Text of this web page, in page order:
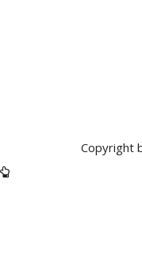
Copyright